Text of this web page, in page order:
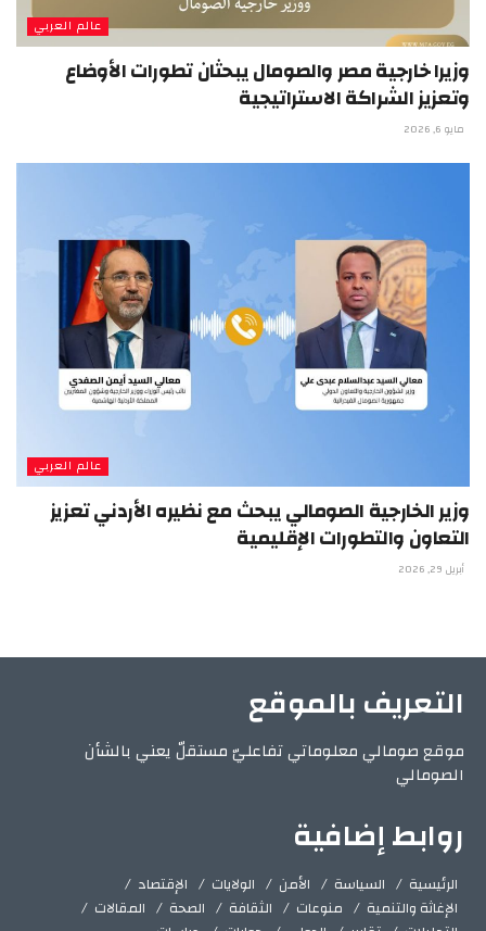
عالم العربي
وزيرا خارجية مصر والصومال يبحثان تطورات الأوضاع
وتعزيز الشراكة الاستراتيجية
مايو 6, 2026
عالم العربي
وزير الخارجية الصومالي يبحث مع نظيره الأردني تعزيز
التعاون والتطورات الإقليمية
أبريل 29, 2026
التعريف بالموقع
موقع صومالي معلوماتي تفاعليّ مستقلّ يعني بالشأن
الصومالي
روابط إضافية
الرئيسية السياسة الأمن الولايات
الإقتصاد
الإغاثة والتنمية
منوعات الثقافة الصحة
المقالات